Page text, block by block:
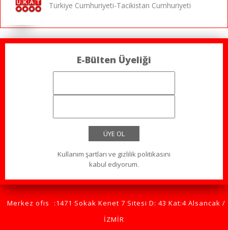
Türkiye Cumhuriyeti-Tacikistan Cumhuriyeti
E-Bülten Üyeliği
ÜYE OL
Kullanım şartları ve gizlilik politikasını
kabul ediyorum.
Merkez ofis
:1471 Sokak Kenet 7 Sitesi D: 43 Kat:4 Alsancak /
İZMİR